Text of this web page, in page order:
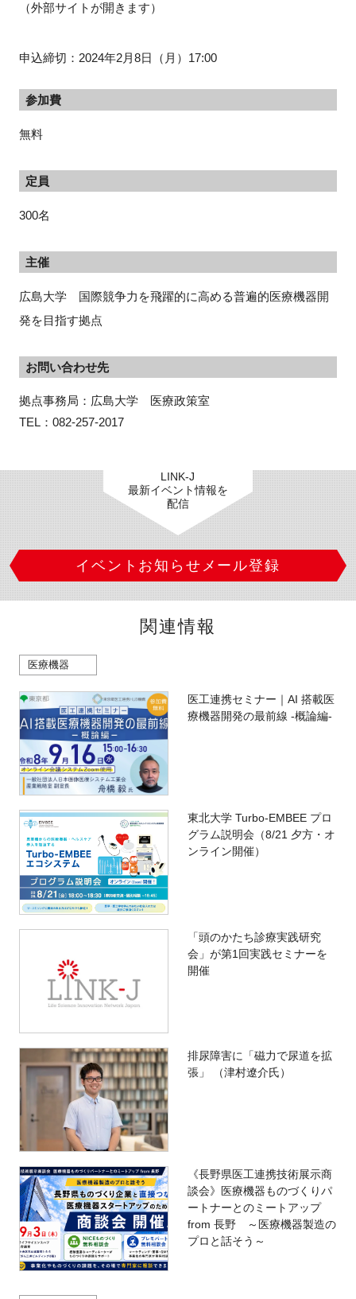
（外部サイトが開きます）
申込締切：2024年2月8日（月）17:00
参加費
無料
定員
300名
主催
広島大学 国際競争力を飛躍的に高める普遍的医療機器開
発を目指す拠点
お問い合わせ先
拠点事務局：広島大学　医療政策室
TEL：082-257-2017
LINK-J
最新イベント情報を
配信
イベントお知らせメール登録
関連情報
医療機器
医工連携セミナー｜AI 搭載医
療機器開発の最前線 -概論編-
東北大学 Turbo-EMBEE プロ
グラム説明会（8/21 夕方・オ
ンライン開催）
「頭のかたち診療実践研究
会」が第1回実践セミナーを
開催
排尿障害に「磁力で尿道を拡
張」 （津村遼介氏）
《長野県医工連携技術展示商
談会》医療機器ものづくりパ
ートナーとのミートアップ
from 長野 ～医療機器製造の
プロと話そう～